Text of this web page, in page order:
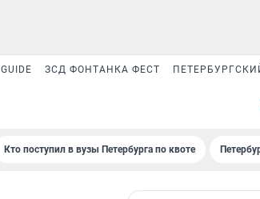
ЗСД ФОНТАНКА ФЕСТ
Кто поступил в вузы Петербурга по квоте